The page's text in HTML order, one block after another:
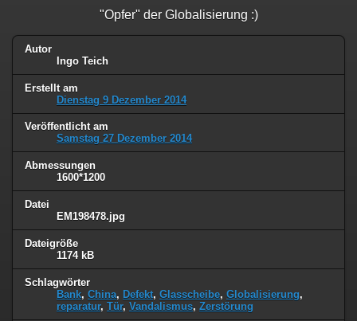
"Opfer" der Globalisierung :)
Autor
Ingo Teich
Erstellt am
Dienstag 9 Dezember 2014
Veröffentlicht am
Samstag 27 Dezember 2014
Abmessungen
1600*1200
Datei
EM198478.jpg
Dateigröße
1174 kB
Schlagwörter
Bank, China, Defekt, Glasscheibe, Globalisierung,
reparatur, Tür, Vandalismus, Zerstörung